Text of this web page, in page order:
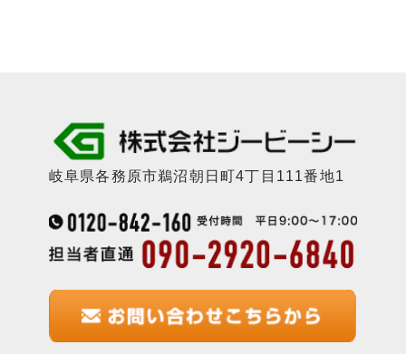
岐阜県各務原市鵜沼朝日町4丁目111番地1